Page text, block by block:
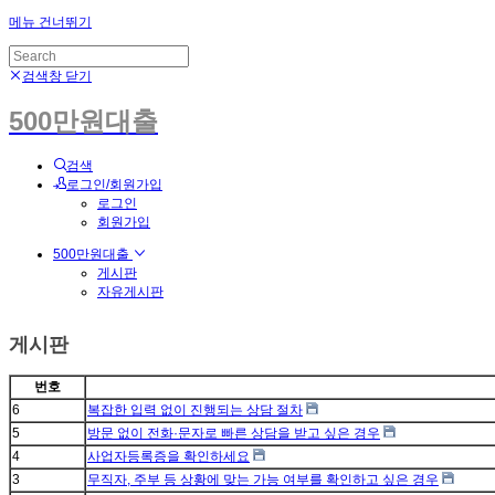
메뉴 건너뛰기
검색창 닫기
500만원대출
검색
로그인/회원가입
로그인
회원가입
500만원대출
게시판
자유게시판
게시판
번호
6
복잡한 입력 없이 진행되는 상담 절차
5
방문 없이 전화·문자로 빠른 상담을 받고 싶은 경우
4
사업자등록증을 확인하세요
3
무직자, 주부 등 상황에 맞는 가능 여부를 확인하고 싶은 경우